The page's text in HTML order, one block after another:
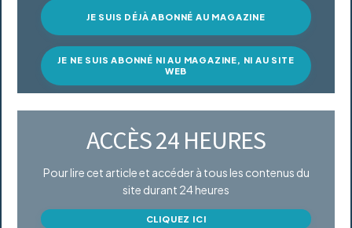
JE SUIS DÉJÀ ABONNÉ AU MAGAZINE
JE NE SUIS ABONNÉ NI AU MAGAZINE, NI AU SITE
WEB
ACCÈS 24 HEURES
Pour lire cet article et accéder à tous les contenus du
site durant 24 heures
CLIQUEZ ICI